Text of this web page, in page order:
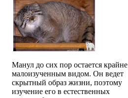
Манул до сих пор остается крайне
малоизученным видом. Он ведет
скрытный образ жизни, поэтому
изучение его в естественных